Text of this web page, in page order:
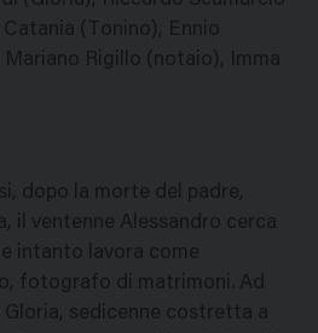
(Tonino), Ennio
Rigillo (notaio), Imma
dopo la morte del padre,
il ventenne Alessandro cerca
intanto lavora come
fotografo di matrimoni. Ad
sedicenne costretta a